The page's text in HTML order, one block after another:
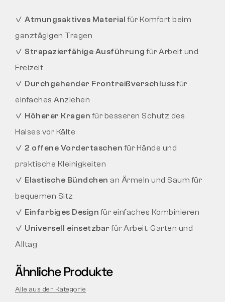
✓ Atmungsaktives Material für Komfort beim
ganztägigen Tragen
✓ Strapazierfähige Ausführung für Arbeit und
Freizeit
✓ Durchgehender Frontreißverschlussfür
einfaches Anziehen
✓ Höherer Kragen für besseren Schutz des
Halses vor Kälte
✓ 2 offene Vordertaschen für Hände und
praktische Kleinigkeiten
✓ Elastische Bündchen an Ärmeln und Saum für
bequemen Sitz
✓ Einfarbiges Design für einfaches Kombinieren
✓ Universell einsetzbar für Arbeit, Garten und
Alltag
Ähnliche Produkte
Alle aus der Kategorie